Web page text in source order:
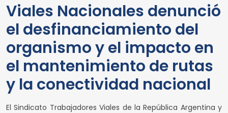
Viales Nacionales denunció
el desfinanciamiento del
organismo y el impacto en
el mantenimiento de rutas
y la conectividad nacional
El Sindicato Trabajadores Viales de la República Argentina y